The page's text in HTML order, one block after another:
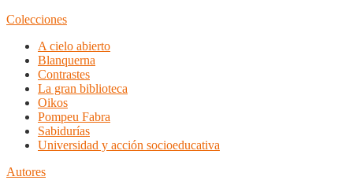
Colecciones
A cielo abierto
Blanquerna
Contrastes
La gran biblioteca
Oikos
Pompeu Fabra
Sabidurías
Universidad y acción socioeducativa
Autores